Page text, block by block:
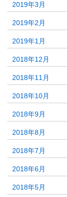
2019年3月
2019年2月
2019年1月
2018年12月
2018年11月
2018年10月
2018年9月
2018年8月
2018年7月
2018年6月
2018年5月